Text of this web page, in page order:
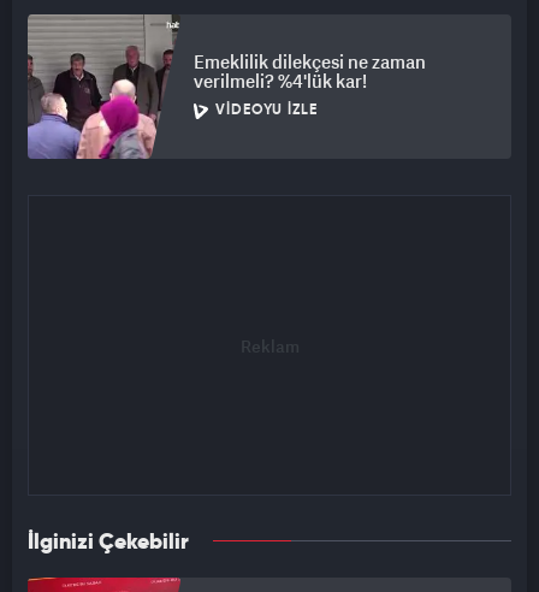
Emeklilik dilekçesi ne zaman
verilmeli? %4'lük kar!
VIDEOYU İZLE
İlginizi Çekebilir